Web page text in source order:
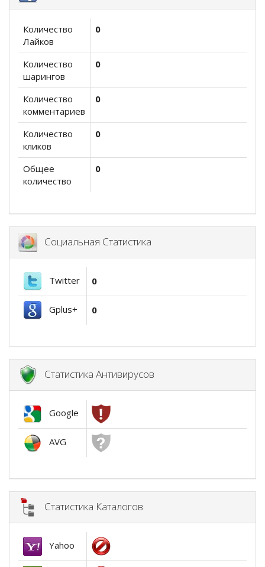
Количество
Лайков
0
Количество
шарингов
0
Количество
комментариев
0
Количество
кликов
0
Общее
количество
0
Социальная Статистика
Twitter 0
Gplus+ 0
Статистика Антивирусов
Google
AVG
Статистика Каталогов
Yahoo